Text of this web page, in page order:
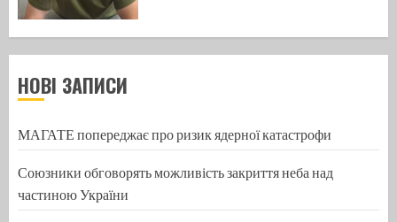
НОВІ ЗАПИСИ
МАГАТЕ попереджає про ризик ядерної катастрофи
Союзники обговорять можливість закриття неба над
частиною України